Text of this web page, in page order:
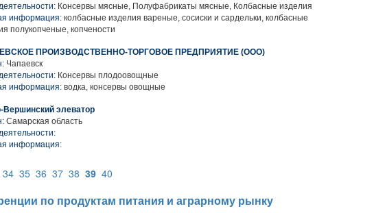
Консервы мясные, Полуфабрикаты мясные, Колбасные изделия
информация: колбасные изделия вареные, сосиски и сардельки, колбасные
полукопченые, копчености
ПРОИЗВОДСТВЕННО-ТОРГОВОЕ ПРЕДПРИЯТИЕ (ООО)
Чапаевск
Консервы плодоовощные
информация: водка, консервы овощные
Вершинский элеватор
Самарская область
информация:
34 35 36 37 38 39 40
по продуктам питания и аграрному рынку